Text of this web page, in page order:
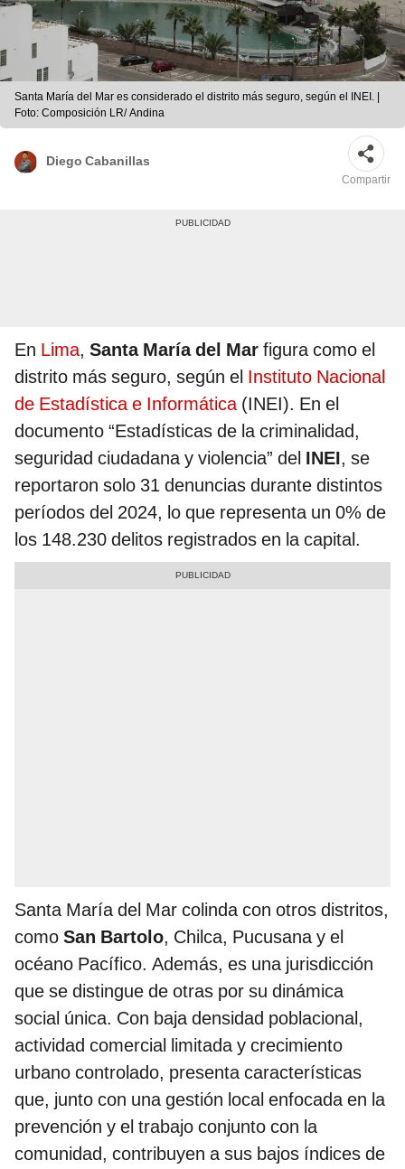
Santa María del Mar es considerado el distrito más seguro, según el INEI. |
Foto: Composición LR/ Andina
Diego Cabanillas
Compartir
En Lima, Santa María del Mar figura como el
distrito más seguro, según el Instituto Nacional
de Estadística e Informática(INEI). En el
documento “Estadísticas de la criminalidad,
seguridad ciudadana y violencia” del INEI, se
reportaron solo 31 denuncias durante distintos
períodos del 2024, lo que representa un 0% de
los 148.230 delitos registrados en la capital.
Santa María del Mar colinda con otros distritos,
como San Bartolo, Chilca, Pucusana y el
océano Pacífico. Además, es una jurisdicción
que se distingue de otras por su dinámica
social única. Con baja densidad poblacional,
actividad comercial limitada y crecimiento
urbano controlado, presenta características
que, junto con una gestión local enfocada en la
prevención y el trabajo conjunto con la
comunidad, contribuyen a sus bajos índices de